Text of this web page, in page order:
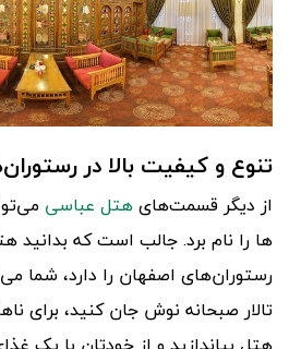
تنوع و کیفیت بالا در
از دیگر قسمت‌هایهتل عباسی
ها را نام برد. جالب است که
رستوران‌های اصفهان را دارد، شما
تالار صبحانه نوش جان کنید، برای